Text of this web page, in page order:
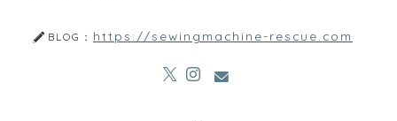
BLOG： https://sewingmachine-rescue.com